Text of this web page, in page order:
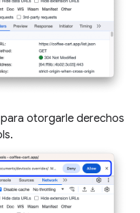
para otorgarle derechos